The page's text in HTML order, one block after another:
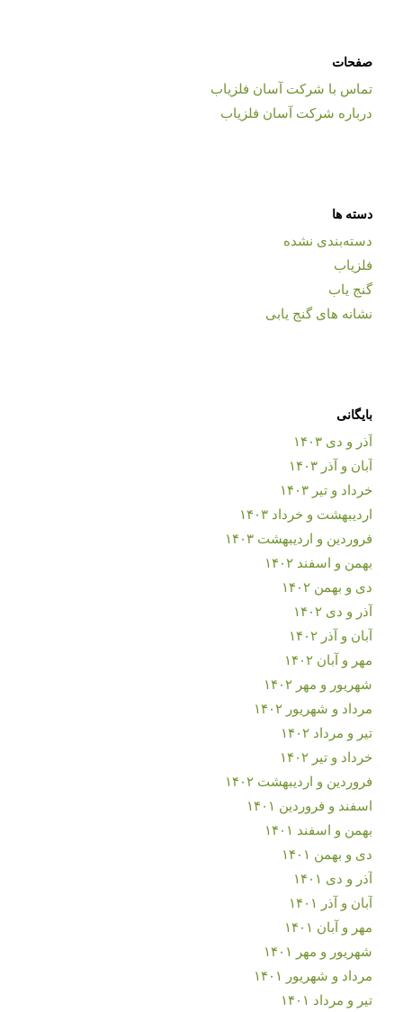
صفحات
تماس با شرکت آسان فلزیاب
درباره شرکت آسان فلزیاب
دسته ها
دسته‌بندی نشده
فلزیاب
گنج یاب
نشانه های گنج یابی
بایگانی
آذر و دی ۱۴۰۳
آبان و آذر ۱۴۰۳
خرداد و تیر ۱۴۰۳
اردیبهشت و خرداد ۱۴۰۳
فروردین و اردیبهشت ۱۴۰۳
بهمن و اسفند ۱۴۰۲
دی و بهمن ۱۴۰۲
آذر و دی ۱۴۰۲
آبان و آذر ۱۴۰۲
مهر و آبان ۱۴۰۲
شهریور و مهر ۱۴۰۲
مرداد و شهریور ۱۴۰۲
تیر و مرداد ۱۴۰۲
خرداد و تیر ۱۴۰۲
فروردین و اردیبهشت ۱۴۰۲
اسفند و فروردین ۱۴۰۱
بهمن و اسفند ۱۴۰۱
دی و بهمن ۱۴۰۱
آذر و دی ۱۴۰۱
آبان و آذر ۱۴۰۱
مهر و آبان ۱۴۰۱
شهریور و مهر ۱۴۰۱
مرداد و شهریور ۱۴۰۱
تیر و مرداد ۱۴۰۱